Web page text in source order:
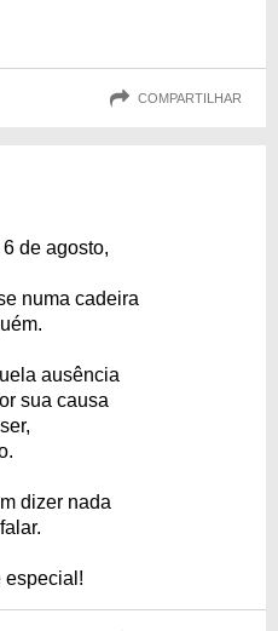
COMPARTILHAR
de agosto,
numa cadeira
ausência
sua causa
dizer nada
especial!